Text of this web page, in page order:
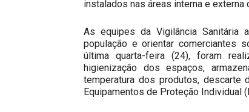
instalados nas áreas interna e externa
As equipes da Vigilância Sanitária
população e orientar comerciantes
última quarta-feira (24), foram
higienização dos espaços,
temperatura dos produtos,
Equipamentos de Proteção Individual